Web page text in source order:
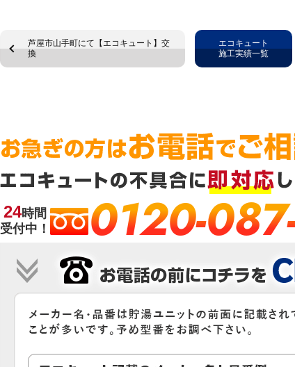
芦屋市山手町にて【エコキュート】交
換
エコキュート
施工実績一覧
24時間
受付中！
0120-